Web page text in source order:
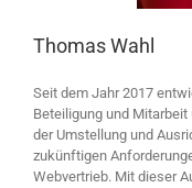
Thomas Wahl
Seit dem Jahr 2017
Beteiligung und
der Umstellung und
zukünftigen
Webvertrieb. Mit dieser